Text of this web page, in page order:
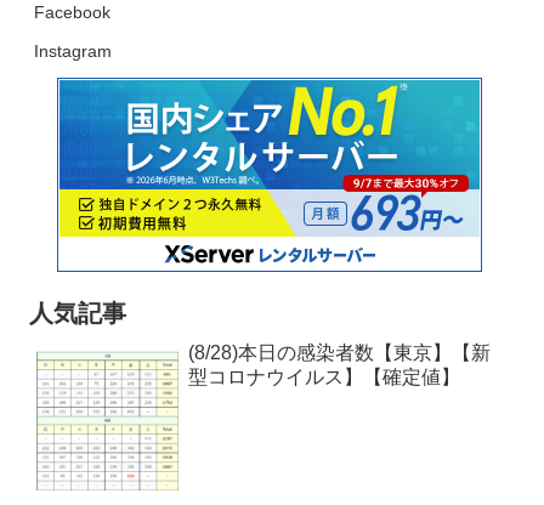
Facebook
Instagram
人気記事
(8/28)本日の感染者数【東京】【新
型コロナウイルス】【確定値】